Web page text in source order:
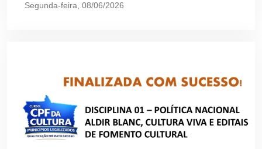
Segunda-feira, 08/06/2026